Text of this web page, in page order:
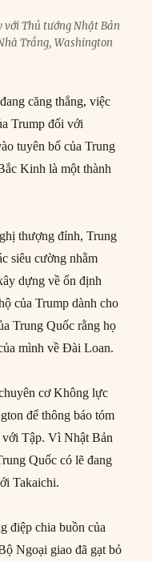
Thủ tướng Nhật Bản
Trắng, Washington
căng thẳng, việc
Trump đối với
tuyên bố của Trung
Kinh là một thành
thượng đỉnh, Trung
siêu cường nhằm
dựng về ổn định
của Trump dành cho
Trung Quốc rằng họ
mình về Đài Loan.
cơ Không lực
để thông báo tóm
với Tập. Vì Nhật Bản
Quốc có lẽ đang
Takaichi.
điệp chia buồn của
Ngoại giao đã gạt bỏ